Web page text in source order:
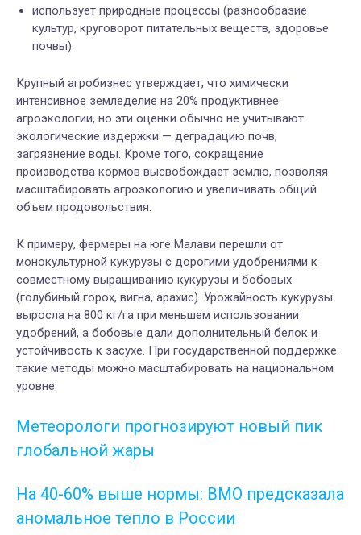
использует природные процессы (разнообразие
культур, круговорот питательных веществ, здоровье
почвы).
Крупный агробизнес утверждает, что химически
интенсивное земледелие на 20% продуктивнее
агроэкологии, но эти оценки обычно не учитывают
экологические издержки — деградацию почв,
загрязнение воды. Кроме того, сокращение
производства кормов высвобождает землю, позволяя
масштабировать агроэкологию и увеличивать общий
объем продовольствия.
К примеру, фермеры на юге Малави перешли от
монокультурной кукурузы с дорогими удобрениями к
совместному выращиванию кукурузы и бобовых
(голубиный горох, вигна, арахис). Урожайность кукурузы
выросла на 800 кг/га при меньшем использовании
удобрений, а бобовые дали дополнительный белок и
устойчивость к засухе. При государственной поддержке
такие методы можно масштабировать на национальном
уровне.
Метеорологи прогнозируют новый пик
глобальной жары
На 40-60% выше нормы: ВМО предсказала
аномальное тепло в России